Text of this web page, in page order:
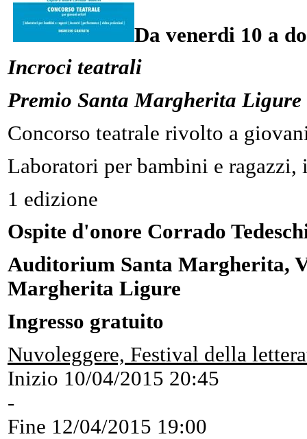
Da venerdi 10 a
Incroci teatrali
Premio Santa Margherita Ligure
Concorso teatrale rivolto a
Laboratori per bambini e
1 edizione
Ospite d'onore Corrado
Auditorium Santa Margherita,
Margherita Ligure
Ingresso gratuito
Nuvoleggere, Festival della
Inizio 10/04/2015 20:45
-
Fine 12/04/2015 19:00